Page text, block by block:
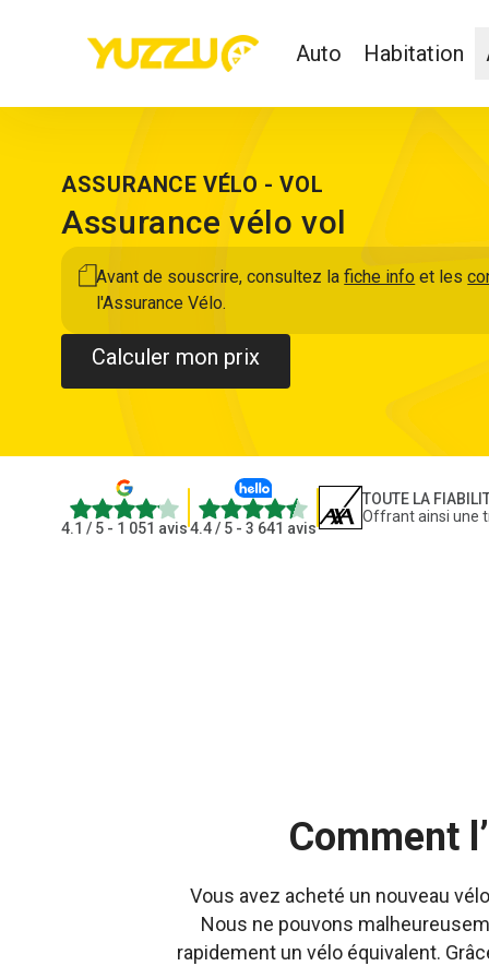
Auto Habitation
ASSURANCE VÉLO - VOL
Assurance vélo vol
Avant de souscrire, consultez lafiche info et les
l'Assurance Vélo.
Calculer mon prix
4.1
4.1 / 5 - 1 051 avis
4.4
4.4 / 5 - 3 641 avis
TOUTE LA
Offrant ainsi une
Comment
Vous avez acheté un nouveau
Nous ne pouvons
rapidement un vélo équivalent.